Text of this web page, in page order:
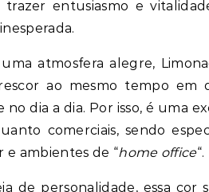
trazer entusiasmo e
atmosfera alegre,
ao mesmo tempo em
dia a dia. Por isso, é uma
comerciais, sendo
e ambientes de “home office“.
de personalidade, essa